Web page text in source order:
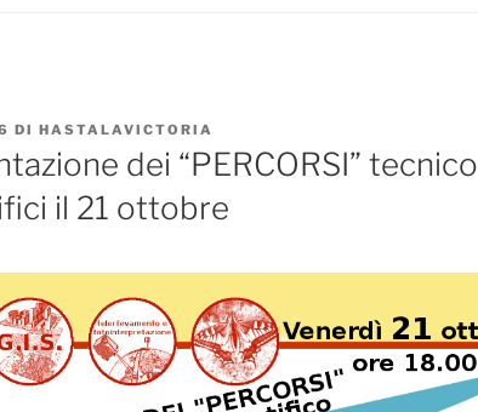
DI HASTALAVICTORIA
dei “PERCORSI”
il 21 ottobre